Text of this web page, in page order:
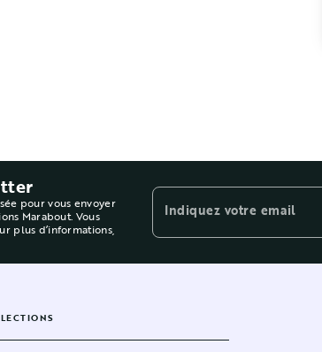
pour vous envoyer
Marabout. Vous
plus d’informations,
Indiquez votre email